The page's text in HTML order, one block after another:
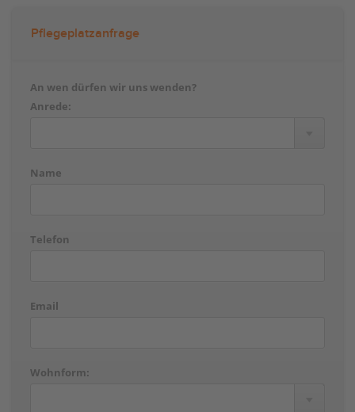
Pflegeplatzanfrage
An wen dürfen wir uns wenden?
Anrede:
Name
Telefon
Email
Wohnform: